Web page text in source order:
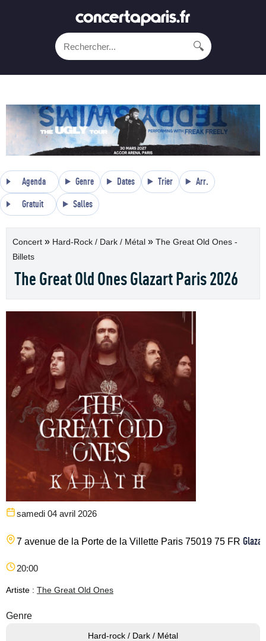
🔍
Agenda Genre Dates Trier Arr.
Gratuit Salles
Concert » Hard-Rock / Dark / Métal » The Great Old Ones -
Billets
The Great Old Ones Glazart Paris 2026
samedi 04 avril 2026
7 avenue de la Porte de la Villette Paris 75019 75 FR
20:00
Artiste : The Great Old Ones
Genre
Hard-rock / Dark / Métal